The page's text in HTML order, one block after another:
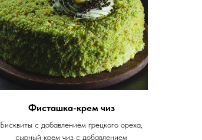
Фисташка-крем чиз
Бисквиты с добавлением грецкого ореха,
сырный крем чиз с добавлением